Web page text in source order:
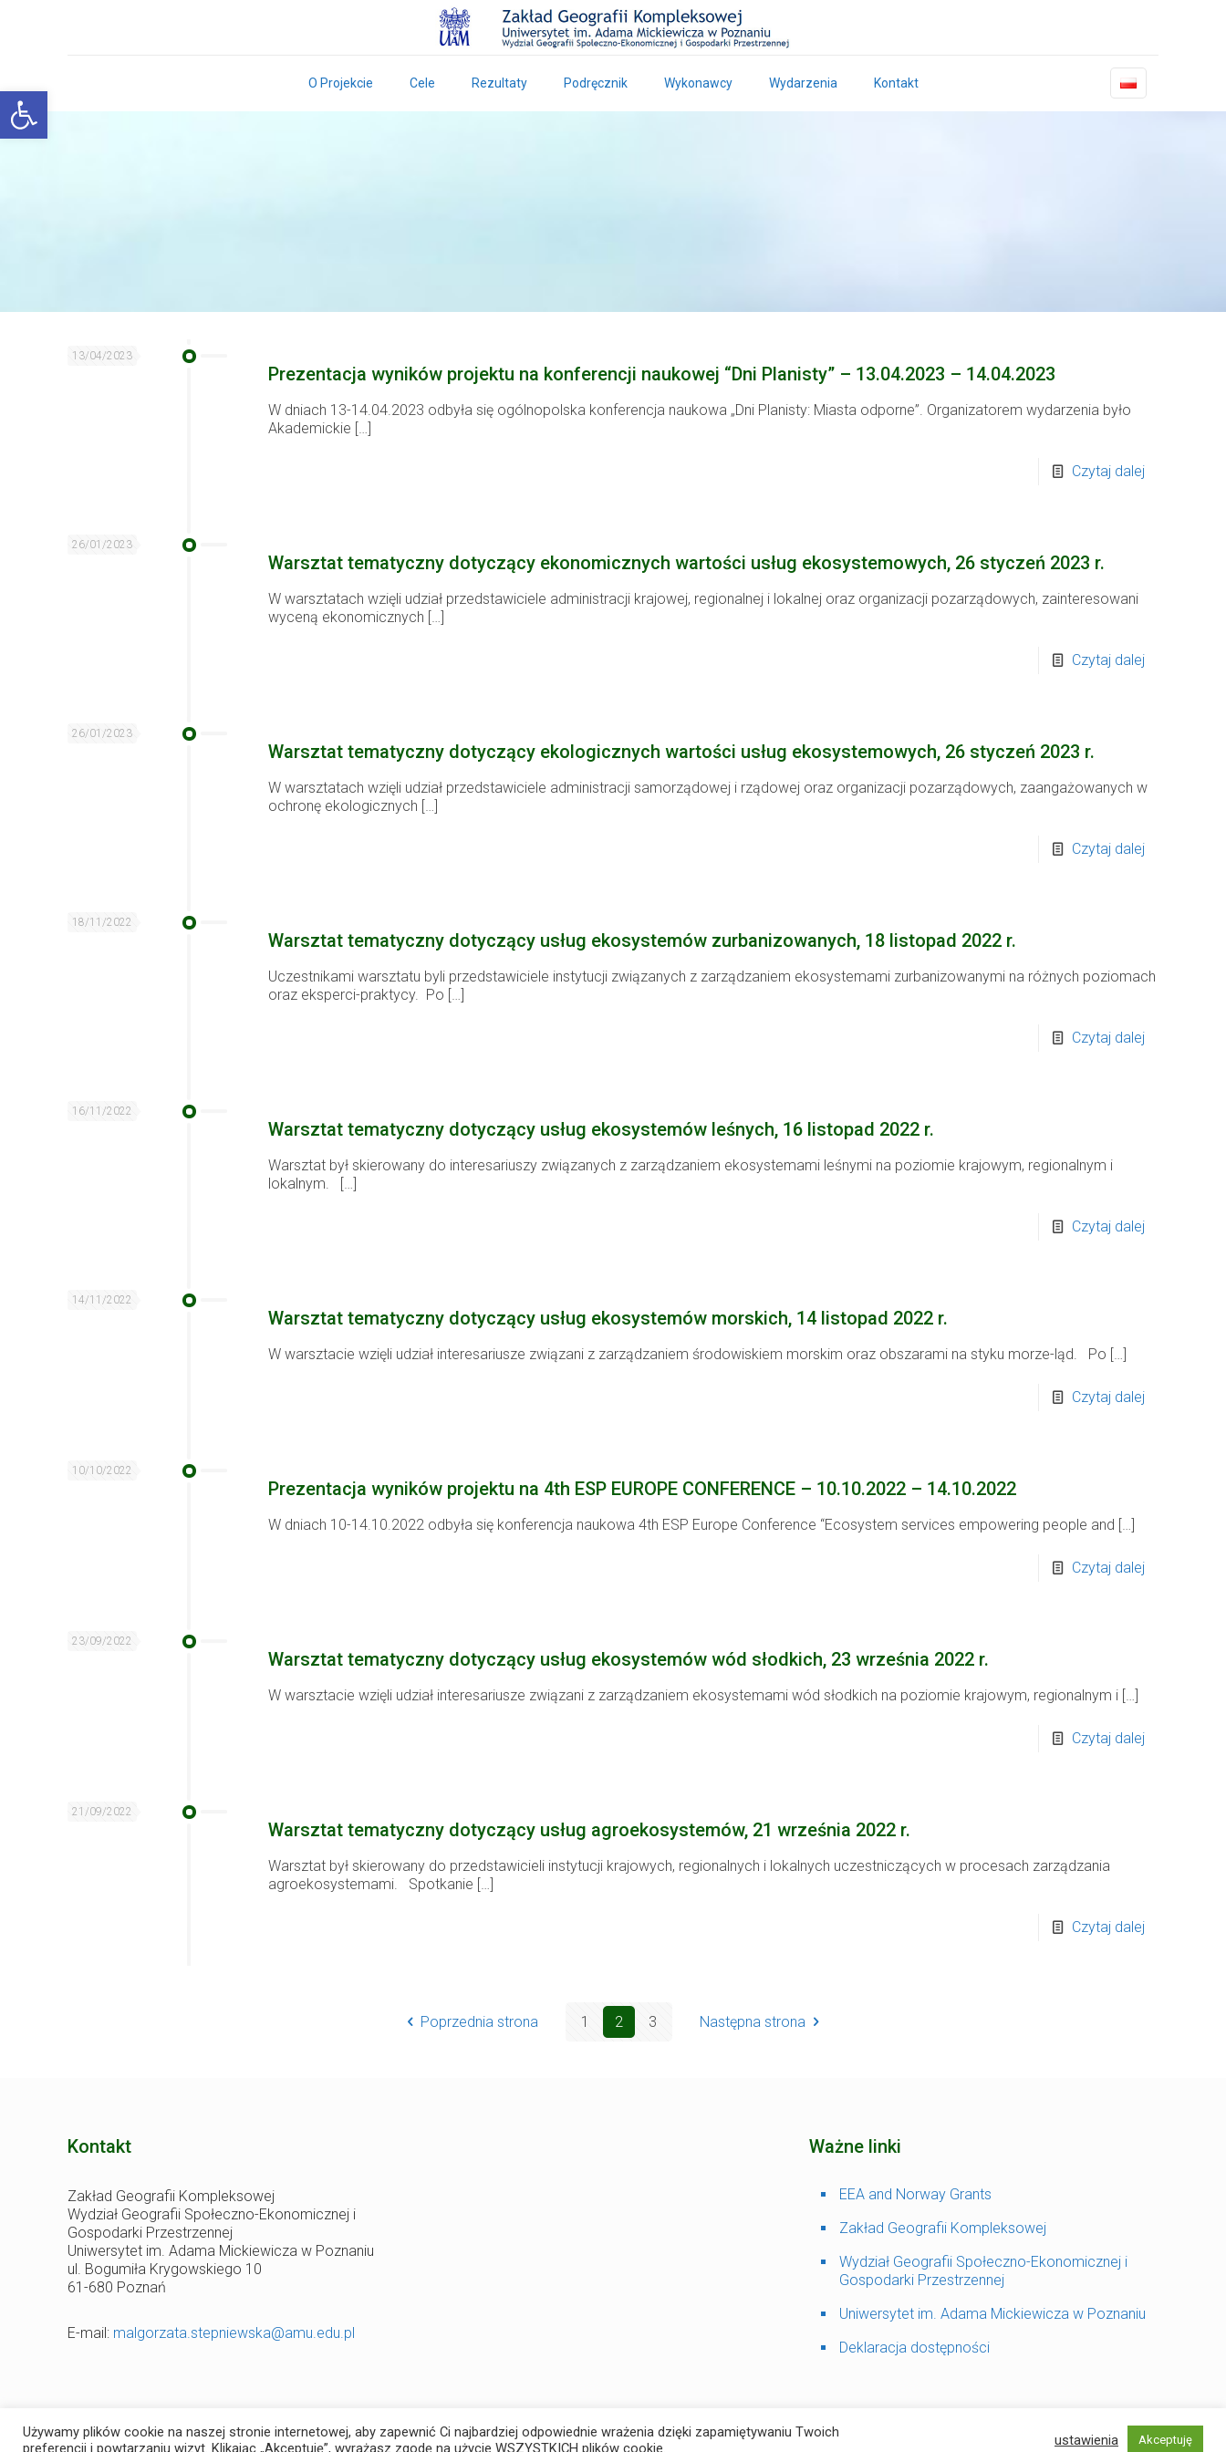
Open toolbar O Projekcie Cele Rezultaty Podręcznik Wykonawcy Wydarzenia Kontakt
13/04/2023
Prezentacja wyników projektu na konferencji naukowej “Dni Planisty” – 13.04.2023 – 14.04.2023
W dniach 13-14.04.2023 odbyła się ogólnopolska konferencja naukowa „Dni Planisty: Miasta odporne”. Organizatorem wydarzenia było
Akademickie […]
Czytaj dalej
26/01/2023
Warsztat tematyczny dotyczący ekonomicznych wartości usług ekosystemowych, 26 styczeń 2023 r.
W warsztatach wzięli udział przedstawiciele administracji krajowej, regionalnej i lokalnej oraz organizacji pozarządowych, zainteresowani
wyceną ekonomicznych […]
Czytaj dalej
26/01/2023
Warsztat tematyczny dotyczący ekologicznych wartości usług ekosystemowych, 26 styczeń 2023 r.
W warsztatach wzięli udział przedstawiciele administracji samorządowej i rządowej oraz organizacji pozarządowych, zaangażowanych w
ochronę ekologicznych […]
Czytaj dalej
18/11/2022
Warsztat tematyczny dotyczący usług ekosystemów zurbanizowanych, 18 listopad 2022 r.
Uczestnikami warsztatu byli przedstawiciele instytucji związanych z zarządzaniem ekosystemami zurbanizowanymi na różnych poziomach
oraz eksperci-praktycy. Po […]
Czytaj dalej
16/11/2022
Warsztat tematyczny dotyczący usług ekosystemów leśnych, 16 listopad 2022 r.
Warsztat był skierowany do interesariuszy związanych z zarządzaniem ekosystemami leśnymi na poziomie krajowym, regionalnym i
lokalnym.
[…]
Czytaj dalej
14/11/2022
Warsztat tematyczny dotyczący usług ekosystemów morskich, 14 listopad 2022 r.
W warsztacie wzięli udział interesariusze związani z zarządzaniem środowiskiem morskim oraz obszarami na styku morze-ląd. Po […]
Czytaj dalej
10/10/2022
Prezentacja wyników projektu na 4th ESP EUROPE CONFERENCE – 10.10.2022 – 14.10.2022
W dniach 10-14.10.2022 odbyła się konferencja naukowa 4th ESP Europe Conference “Ecosystem services empowering people and […]
Czytaj dalej
23/09/2022
Warsztat tematyczny dotyczący usług ekosystemów wód słodkich, 23 września 2022 r.
W warsztacie wzięli udział interesariusze związani z zarządzaniem ekosystemami wód słodkich na poziomie krajowym, regionalnym i […]
Czytaj dalej
21/09/2022
Warsztat tematyczny dotyczący usług agroekosystemów, 21 września 2022 r.
Warsztat był skierowany do przedstawicieli instytucji krajowych, regionalnych i lokalnych uczestniczących w procesach zarządzania
agroekosystemami. Spotkanie […]
Czytaj dalej
Poprzednia strona 1 2 3 Następna strona
Kontakt
Zakład Geografii Kompleksowej
Wydział Geografii Społeczno-Ekonomicznej i
Gospodarki Przestrzennej
Uniwersytet im. Adama Mickiewicza w Poznaniu
ul. Bogumiła Krygowskiego 10
61-680 Poznań
E-mail: malgorzata.stepniewska@amu.edu.pl
Ważne linki
EEA and Norway Grants
Zakład Geografii Kompleksowej
Wydział Geografii Społeczno-Ekonomicznej i
Gospodarki Przestrzennej
Uniwersytet im. Adama Mickiewicza w Poznaniu
Deklaracja dostępności
© Zakład Geografii Kompleksowej 2022 | Projekt i realizacja:WEDO
Używamy plików cookie na naszej stronie internetowej, aby zapewnić Ci najbardziej odpowiednie wrażenia dzięki zapamiętywaniu Twoich
preferencji i powtarzaniu wizyt. Klikając „Akceptuję”, wyrażasz zgodę na użycie WSZYSTKICH plików cookie.
ustawienia Akceptuję